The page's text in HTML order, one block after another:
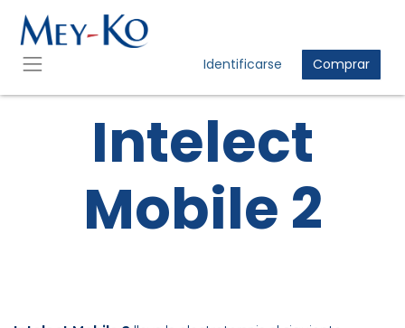
Identificarse Comprar
Intelect
Mobile 2